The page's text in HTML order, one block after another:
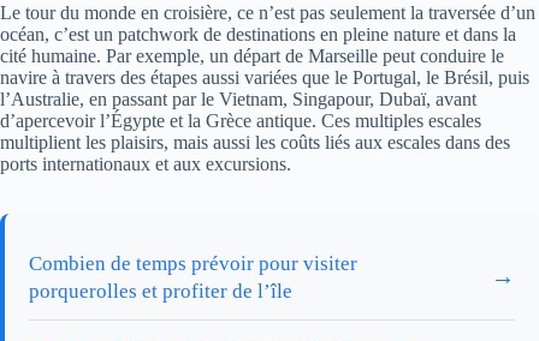
Le tour du monde en croisière, ce n’est pas seulement la traversée d’un
océan, c’est un patchwork de destinations en pleine nature et dans la
cité humaine. Par exemple, un départ de Marseille peut conduire le
navire à travers des étapes aussi variées que le Portugal, le Brésil, puis
l’Australie, en passant par le Vietnam, Singapour, Dubaï, avant
d’apercevoir l’Égypte et la Grèce antique. Ces multiples escales
multiplient les plaisirs, mais aussi les coûts liés aux escales dans des
ports internationaux et aux excursions.
Combien de temps prévoir pour visiter
porquerolles et profiter de l’île
→